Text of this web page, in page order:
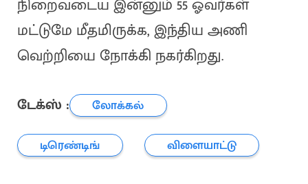
நிறைவடைய இன்னும் 55 ஓவர்கள்
மட்டுமே மீதமிருக்க, இந்திய அணி
வெற்றியை நோக்கி நகர்கிறது.
டேக்ஸ் :
லோக்கல்
டிரெண்டிங்
விளையாட்டு